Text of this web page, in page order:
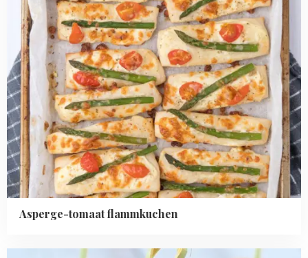
Asperge-tomaat flammkuchen